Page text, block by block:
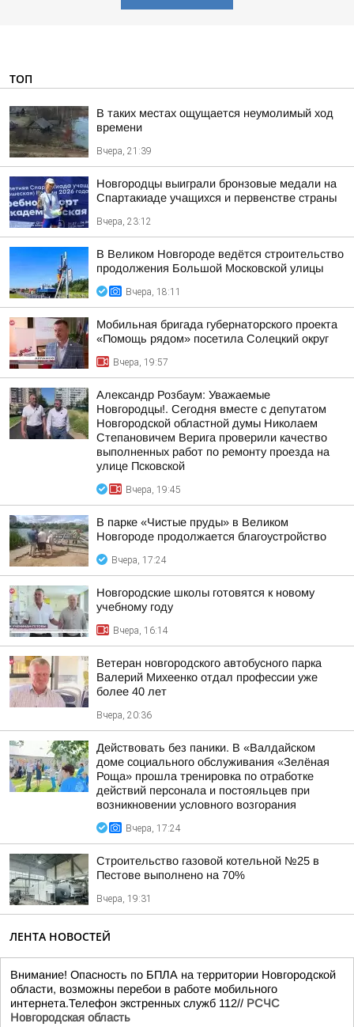
ТОП
В таких местах ощущается неумолимый ход
времени
Вчера, 21:39
Новгородцы выиграли бронзовые медали на
Спартакиаде учащихся и первенстве страны
Вчера, 23:12
В Великом Новгороде ведётся строительство
продолжения Большой Московской улицы
Вчера, 18:11
Мобильная бригада губернаторского проекта
«Помощь рядом» посетила Солецкий округ
Вчера, 19:57
Александр Розбаум: Уважаемые
Новгородцы!. Сегодня вместе с депутатом
Новгородской областной думы Николаем
Степановичем Верига проверили качество
выполненных работ по ремонту проезда на
улице Псковской
Вчера, 19:45
В парке «Чистые пруды» в Великом
Новгороде продолжается благоустройство
Вчера, 17:24
Новгородские школы готовятся к новому
учебному году
Вчера, 16:14
Ветеран новгородского автобусного парка
Валерий Михеенко отдал профессии уже
более 40 лет
Вчера, 20:36
Действовать без паники. В «Валдайском
доме социального обслуживания «Зелёная
Роща» прошла тренировка по отработке
действий персонала и постояльцев при
возникновении условного возгорания
Вчера, 17:24
Строительство газовой котельной №25 в
Пестове выполнено на 70%
Вчера, 19:31
ЛЕНТА НОВОСТЕЙ
Внимание! Опасность по БПЛА на территории Новгородской
области, возможны перебои в работе мобильного
интернета.Телефон экстренных служб 112// РСЧС
Новгородская область